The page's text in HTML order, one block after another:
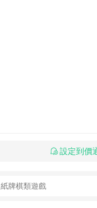
設定到價
紙牌棋類遊戲